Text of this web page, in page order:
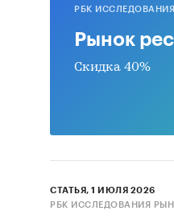
РБК
Рынок
Скидка 40%
СТАТЬЯ, 1 ИЮЛЯ 2026
РБК ИССЛЕДОВАНИЯ